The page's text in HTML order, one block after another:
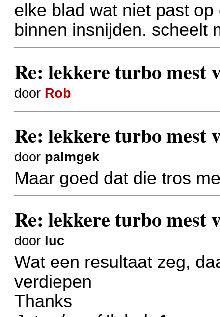
elke blad wat niet past
binnen insnijden. scheelt
Re: lekkere turbo mest
door Rob
Re: lekkere turbo mest
door palmgek
Maar goed dat die tros
Re: lekkere turbo mest
door luc
Wat een resultaat zeg,
verdiepen
Thanks